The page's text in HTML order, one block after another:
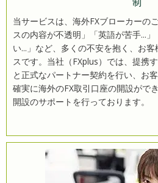
当サービスは、海外FXブローカーの
スの内容が不透明」「英語が苦手...
い...」など、多くの不安を抱く、お
スです。当社（FXplus）では、提携
と正式なパートナー契約を行い、お
確実に海外のFX取引口座の開設がで
開設のサポートを行っております。